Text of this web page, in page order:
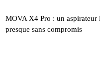
MOVA X4 Pro : un aspirateur
presque sans compromis